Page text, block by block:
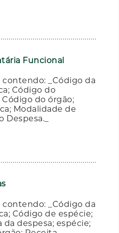
Funcional
_Código da
Código do
do órgão;
Modalidade de
_Código da
Código de espécie;
despesa; espécie;